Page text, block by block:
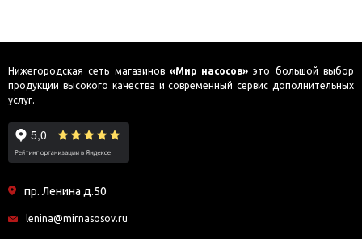
Нижегородская сеть магазинов «Мир насосов» это большой выбор
продукции высокого качества и современный сервис дополнительных
услуг.
пр. Ленина д.50
lenina@mirnasosov.ru